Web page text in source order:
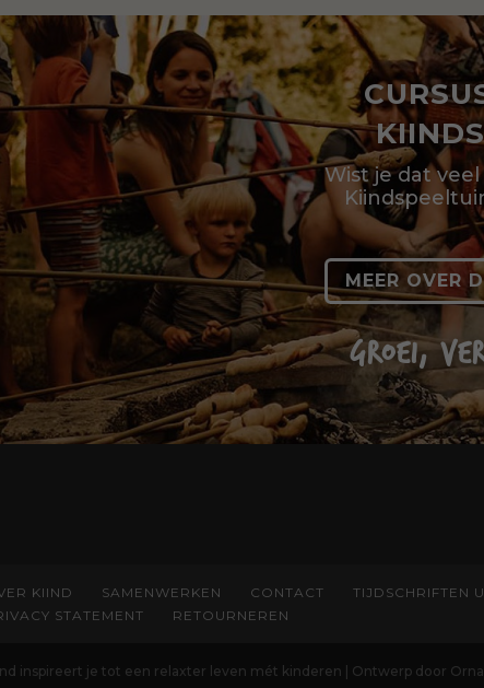
Wist je dat
MEER OVER
GROEI,
KIIND SAMENWERKEN CONTACT TIJDSCHRIFTEN
STATEMENT
RETOURNEREN
inspireert je tot een relaxter leven mét kinderen | Ontwerp door